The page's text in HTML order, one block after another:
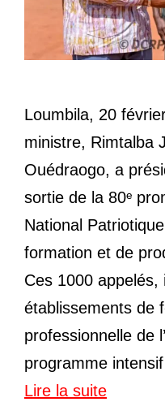
Loumbila, 20
ministre, Rimtalba
Ouédraogo, a
sortie de la 80ᵉ
National
formation et de
Ces 1000 appelés,
établissements de
professionnelle de
programme
Lire la suite